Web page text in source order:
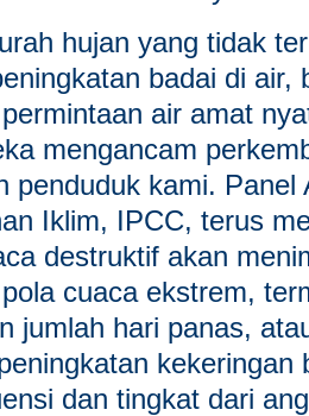
hujan yang tidak
badai di air,
air amat
mengancam
penduduk kami. Panel
Iklim, IPCC, terus
destruktif akan
cuaca ekstrem,
jumlah hari panas,
kekeringan
dan tingkat dari